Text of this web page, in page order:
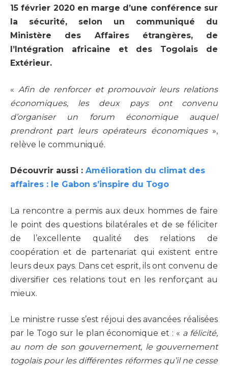
15 février 2020 en marge d’une conférence sur
la sécurité, selon un communiqué du
Ministère des Affaires étrangères, de
l’Intégration africaine et des Togolais de
Extérieur.
«Afin de renforcer et promouvoir leurs relations
économiques, les deux pays ont convenu
d’organiser un forum économique auquel
prendront part leurs opérateurs économiques»,
relève le communiqué.
Découvrir aussi : Amélioration du climat des
affaires : le Gabon s’inspire du Togo
La rencontre a permis aux deux hommes de faire
le point des questions bilatérales et de se féliciter
de l’excellente qualité des relations de
coopération et de partenariat qui existent entre
leurs deux pays. Dans cet esprit, ils ont convenu de
diversifier ces relations tout en les renforçant au
mieux.
Le ministre russe s’est réjoui des avancées réalisées
par le Togo sur le plan économique et : « a félicité,
au nom de son gouvernement, le gouvernement
togolais pour les différentes réformes qu’il ne cesse